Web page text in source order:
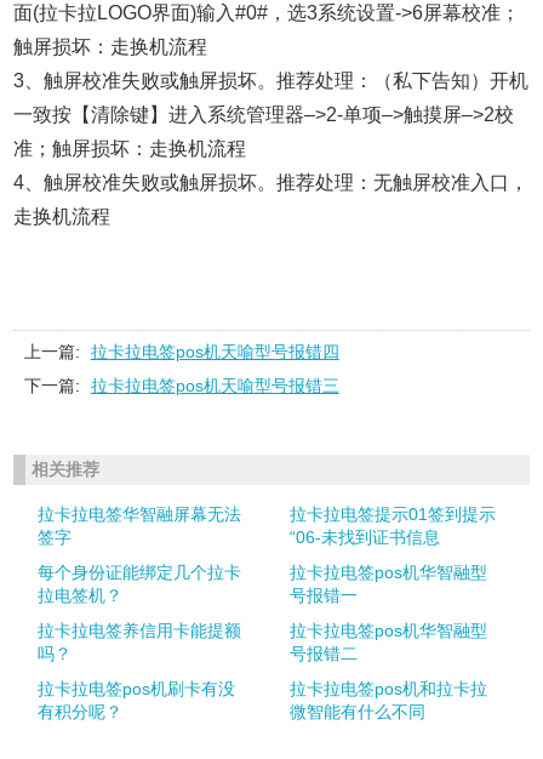
面(拉卡拉LOGO界面)输入#0#，选3系统设置->6屏幕校准；
触屏损坏：走换机流程
3、触屏校准失败或触屏损坏。推荐处理：（私下告知）开机
一致按【清除键】进入系统管理器–>2-单项–>触摸屏–>2校
准；触屏损坏：走换机流程
4、触屏校准失败或触屏损坏。推荐处理：无触屏校准入口，
走换机流程
上一篇:
拉卡拉电签pos机天喻型号报错四
下一篇:
拉卡拉电签pos机天喻型号报错三
相关推荐
拉卡拉电签华智融屏幕无法
签字
拉卡拉电签提示01签到提示
“06-未找到证书信息
每个身份证能绑定几个拉卡
拉电签机？
拉卡拉电签pos机华智融型
号报错一
拉卡拉电签养信用卡能提额
吗？
拉卡拉电签pos机华智融型
号报错二
拉卡拉电签pos机刷卡有没
有积分呢？
拉卡拉电签pos机和拉卡拉
微智能有什么不同